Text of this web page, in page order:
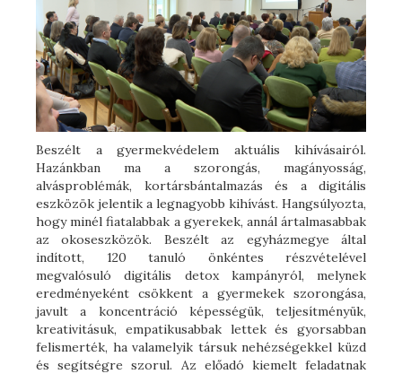
Beszélt a gyermekvédelem aktuális kihívásairól.
Hazánkban ma a szorongás, magányosság,
alvásproblémák, kortársbántalmazás és a digitális
eszközök jelentik a legnagyobb kihívást. Hangsúlyozta,
hogy minél fiatalabbak a gyerekek, annál ártalmasabbak
az okoseszközök. Beszélt az egyházmegye által
indított, 120 tanuló önkéntes részvételével
megvalósuló digitális detox kampányról, melynek
eredményeként csökkent a gyermekek szorongása,
javult a koncentráció képességük, teljesítményük,
kreativitásuk, empatikusabbak lettek és gyorsabban
felismerték, ha valamelyik társuk nehézségekkel küzd
és segítségre szorul. Az előadó kiemelt feladatnak